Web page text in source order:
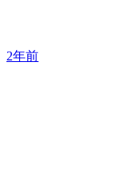
2年前